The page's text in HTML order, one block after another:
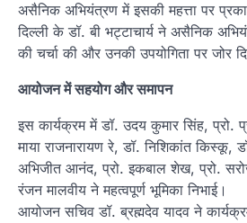
असैनिक अभियंत्रण में इसकी महत्ता पर
दिल्ली के डॉ. बी भट्टाचार्य ने असैनिक
की चर्चा की और उनकी उपयोगिता पर जोर
आयोजन में सहयोग और समापन
इस कार्यक्रम में डॉ. उदय कुमार सिंह, प्रो.
माया राजनारायण रे, डॉ. निशिकांत किस्कू,
अभिजीत आनंद, प्रो. इकबाल शेख, प्रो.
रंजन मालवीय ने महत्वपूर्ण भूमिका निभाई।
आयोजन सचिव डॉ. ब्रह्मदेव यादव ने